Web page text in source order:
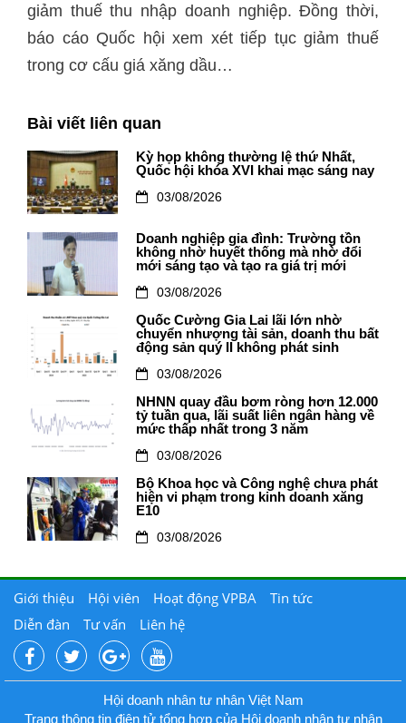
giảm thuế thu nhập doanh nghiệp. Đồng thời,
báo cáo Quốc hội xem xét tiếp tục giảm thuế
trong cơ cấu giá xăng dầu…
Bài viết liên quan
Kỳ họp không thường lệ thứ Nhất,
Quốc hội khóa XVI khai mạc sáng nay
03/08/2026
Doanh nghiệp gia đình: Trường tồn
không nhờ huyết thống mà nhờ đổi
mới sáng tạo và tạo ra giá trị mới
03/08/2026
Quốc Cường Gia Lai lãi lớn nhờ
chuyển nhượng tài sản, doanh thu bất
động sản quý II không phát sinh
03/08/2026
NHNN quay đầu bơm ròng hơn 12.000
tỷ tuần qua, lãi suất liên ngân hàng về
mức thấp nhất trong 3 năm
03/08/2026
Bộ Khoa học và Công nghệ chưa phát
hiện vi phạm trong kinh doanh xăng
E10
03/08/2026
Giới thiệu Hội viên Hoạt động VPBA
Tin tức
Diễn đàn
Tư vấn Liên hệ
Hội doanh nhân tư nhân Việt Nam
Trang thông tin điện tử tổng hợp của Hội doanh nhân tư nhân